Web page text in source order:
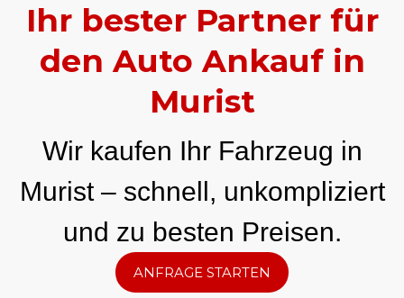
Ihr bester Partner für
den Auto Ankauf in
Murist
Wir kaufen Ihr Fahrzeug in
Murist – schnell, unkompliziert
und zu besten Preisen.
ANFRAGE STARTEN